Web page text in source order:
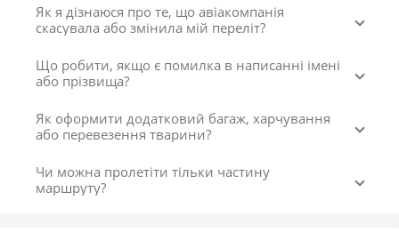
Як я дізнаюся про те, що авіакомпанія
скасувала або змінила мій переліт?
Що робити, якщо є помилка в написанні імені
або прізвища?
Як оформити додатковий багаж, харчування
або перевезення тварини?
Чи можна пролетіти тільки частину
маршруту?